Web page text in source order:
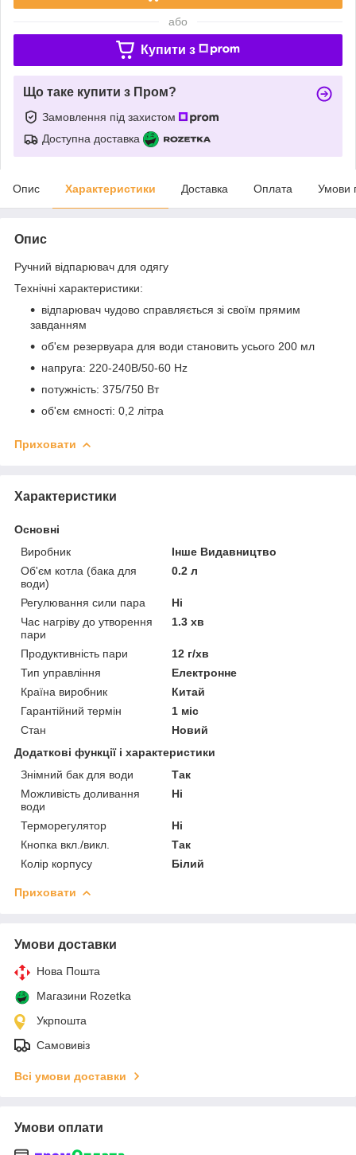
або
Купити з
Що таке купити з Пром?
Замовлення під захистом
Доступна доставка
Опис Характеристики Доставка Оплата Умови
Опис
Ручний відпарювач для одягу
Технічні характеристики:
відпарювач чудово справляється зі своїм прямим
завданням
об'єм резервуара для води становить усього 200 мл
напруга: 220-240В/50-60 Нz
потужність: 375/750 Вт
об'єм ємності: 0,2 літра
Приховати
Характеристики
Основні
Виробник
Інше Видавництво
Об'єм котла (бака для
води)
0.2 л
Регулювання сили пара
Ні
Час нагріву до утворення
пари
1.3 хв
Продуктивність пари
12 г/хв
Тип управління
Електронне
Країна виробник
Китай
Гарантійний термін
1 міс
Стан
Новий
Додаткові функції і характеристики
Знімний бак для води
Так
Можливість доливання
води
Ні
Терморегулятор
Ні
Кнопка вкл./викл.
Так
Колір корпусу
Білий
Приховати
Умови доставки
Нова Пошта
Магазини Rozetka
Укрпошта
Самовивіз
Всі умови доставки
Умови оплати